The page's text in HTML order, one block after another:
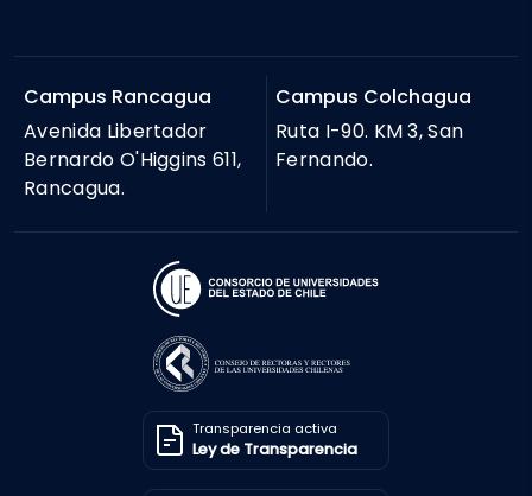
Campus Rancagua
Avenida Libertador
Bernardo O'Higgins 611,
Rancagua.
Campus Colchagua
Ruta I-90. KM 3, San
Fernando.
Transparencia activa
Ley de Transparencia